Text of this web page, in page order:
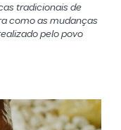
tradicionais de
como as mudanças
pelo povo